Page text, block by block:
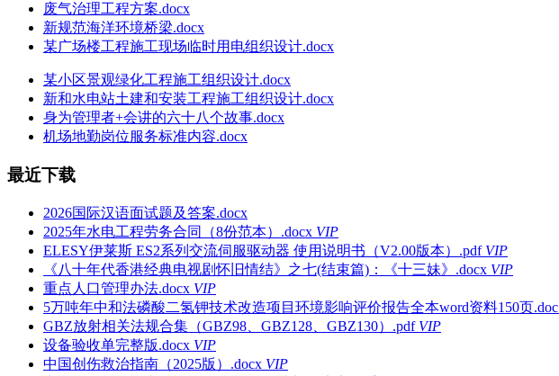
废气治理工程方案.docx
新规范海洋环境桥梁.docx
某广场楼工程施工现场临时用电组织设计.docx
某小区景观绿化工程施工组织设计.docx
新和水电站土建和安装工程施工组织设计.docx
身为管理者+会讲的六十八个故事.docx
机场地勤岗位服务标准内容.docx
最近下载
2026国际汉语面试题及答案.docx
2025年水电工程劳务合同（8份范本）.docx VIP
ELESY伊莱斯 ES2系列交流伺服驱动器 使用说明书（V2.00版本）.pdf VIP
《八十年代香港经典电视剧怀旧情结》之七(结束篇)：《十三妹》.docx VIP
重点人口管理办法.docx VIP
5万吨年中和法磷酸二氢钾技术改造项目环境影响评价报告全本word资料150页.doc
GBZ放射相关法规合集（GBZ98、GBZ128、GBZ130）.pdf VIP
设备验收单完整版.docx VIP
中国创伤救治指南（2025版）.docx VIP